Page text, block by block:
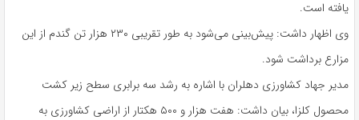
یافته است.
وی اظهار داشت: پیش‌بینی می‌شود به طور تقریبی ۲۳۰ هزار تن گندم از این
مزارع برداشت شود.
مدیر جهاد کشاورزی دهلران با اشاره به رشد سه برابری سطح زیر کشت
محصول کلزا، بیان داشت: هفت هزار و ۵۰۰ هکتار از اراضی کشاورزی به